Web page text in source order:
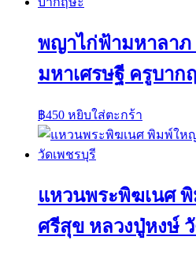
พญาไก่ฟ้ามหาลาภ
มหาเศรษฐี ครูบาก
฿450 หยิบใส่ตะกร้า
แหวนพระพิฆเนศ
ศรีสุข หลวงปู่หงษ์